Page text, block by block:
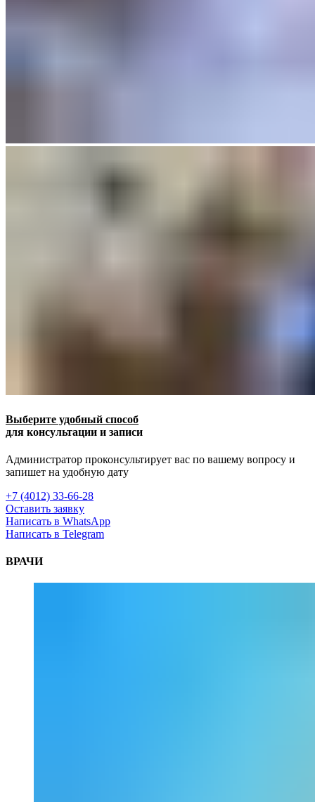
Выберите удобный способ
для консультации и записи
Администратор проконсультирует вас по вашему вопросу и
запишет на удобную дату
+7 (4012) 33-66-28
Оставить заявку
Написать в WhatsApp
Написать в Telegram
ВРАЧИ